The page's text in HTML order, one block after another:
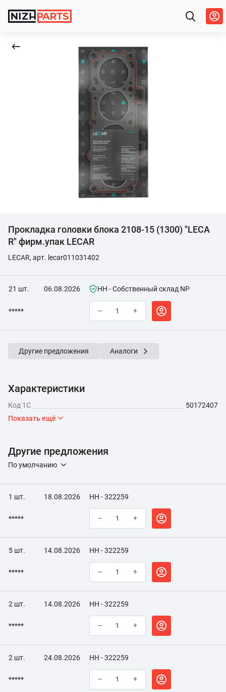
Прокладка головки блока 2108-15 (1300) "LECA
R" фирм.упак LECAR
LECAR, арт. lecar011031402
21 шт. 06.08.2026 НН - Собственный склад NP
***** – +
Другие предложения Аналоги
Характеристики
Код 1С
50172407
Показать ещё
Другие предложения
По умолчанию
1 шт. 18.08.2026 НН - 322259
***** – +
5 шт. 14.08.2026 НН - 322259
***** – +
2 шт. 14.08.2026 НН - 322259
***** – +
2 шт. 24.08.2026 НН - 322259
***** – +